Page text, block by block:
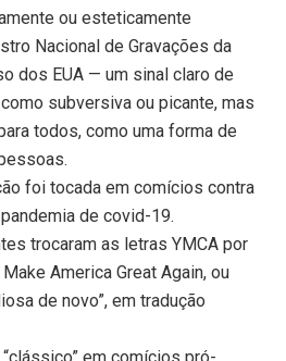
ou esteticamente
Nacional de Gravações da
dos EUA — um sinal claro de
subversiva ou picante, mas
todos, como uma forma de
foi tocada em comícios contra
de covid-19.
trocaram as letras YMCA por
America Great Again, ou
de novo”, em tradução